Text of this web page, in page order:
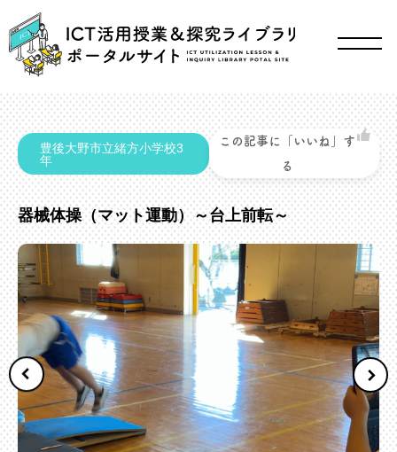
豊後大野市立緒方小学校3
年
この記事に「いいね」す
る
器械体操（マット運動）～台上前転～